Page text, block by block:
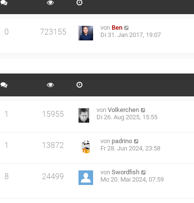
0 723155
von Ben
Di 31. Jan 2017, 19:07
1 15955
vonVolkerchen
Di 26. Aug 2025, 15:55
1 13872
von padrino
Fr 28. Jun 2024, 23:58
8 24499
vonSwordfish
Mo 20. Mai 2024, 07:59